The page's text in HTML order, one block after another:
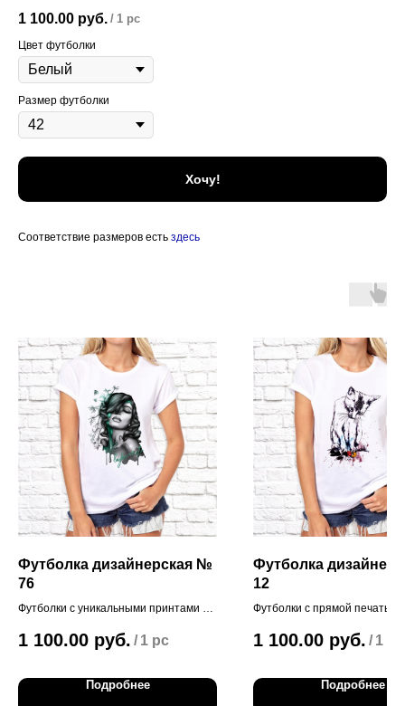
1 100.00 руб. / 1 pc
Цвет футболки
Размер футболки
Хочу!
Соответствие размеров есть здесь
Футболка дизайнерская №
76
Футболки с уникальными принтами от
1 100.00 руб. / 1 pc
Подробнее
Футболка
12
Футболки с прямой печатью,
принтами!
1 100.00 руб. / 1 pc
Подробнее